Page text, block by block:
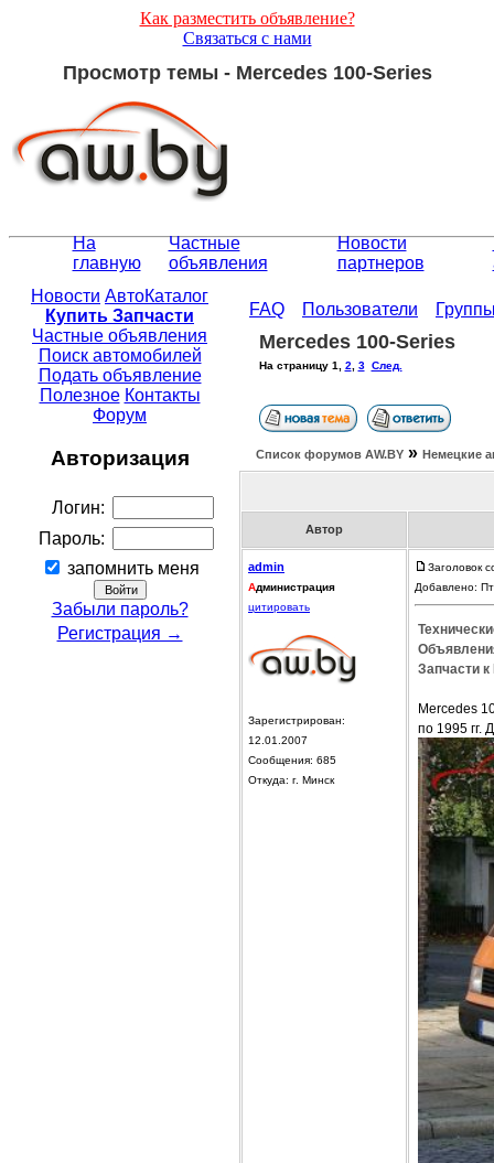
Как разместить объявление?
Связаться с нами
Просмотр темы - Mercedes 100-Series
На
главную
Частные
объявления
Новости
партнеров
Новости АвтоКаталог
Купить Запчасти
Частные объявления
Поиск автомобилей
Подать объявление
Полезное Контакты
Форум
Авторизация
Логин:
Пароль:
запомнить меня
Забыли пароль?
Регистрация →
FAQ Пользователи
Mercedes 100-Series
На страницу 1 2 3 След.
Список форумов АW.BY » Немецкие
Автор
admin
Администрация
цитировать
Зарегистрирован:
12.01.2007
Сообщения: 685
Откуда: г. Минск
Заголовок
Добавлено:
Запчасти
Mercedes
по 1995 гг.